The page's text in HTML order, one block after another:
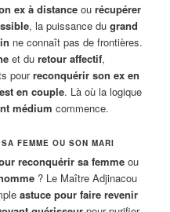
ex à distance ourécupérer
, la puissance dugrand
ne connaît pas de frontières.
et duretour affectif,
pourreconquérir son ex en
en couple. Là où la logique
médium commence.
FEMME OU SON MARI
reconquérir sa femme ou
? Le Maître Adjinacou
astuce pour faire revenir